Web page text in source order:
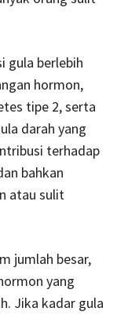
gula berlebih
hormon,
tipe 2, serta
darah yang
terhadap
bahkan
atau sulit
jumlah besar,
yang
Jika kadar gula